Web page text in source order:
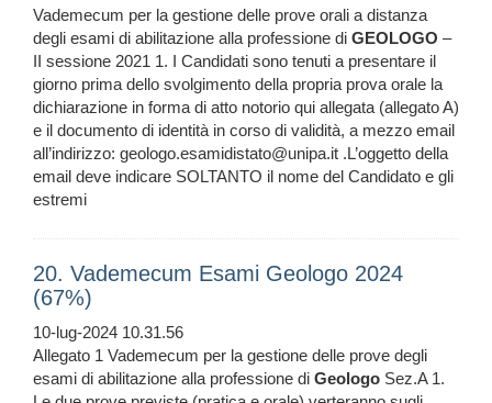
Vademecum per la gestione delle prove orali a distanza
degli esami di abilitazione alla professione di GEOLOGO –
II sessione 2021 1. I Candidati sono tenuti a presentare il
giorno prima dello svolgimento della propria prova orale la
dichiarazione in forma di atto notorio qui allegata (allegato A)
e il documento di identità in corso di validità, a mezzo email
all’indirizzo: geologo.esamidistato@unipa.it .L’oggetto della
email deve indicare SOLTANTO il nome del Candidato e gli
estremi
20. Vademecum Esami Geologo 2024
(67%)
10-lug-2024 10.31.56
Allegato 1 Vademecum per la gestione delle prove degli
esami di abilitazione alla professione di Geologo Sez.A 1.